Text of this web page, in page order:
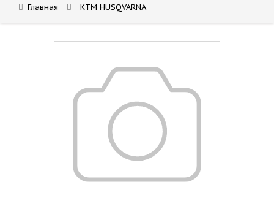
Главная KTM HUSQVARNA